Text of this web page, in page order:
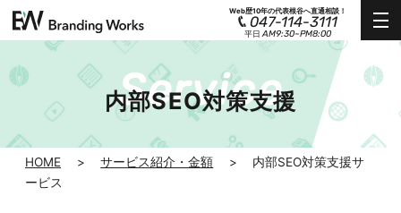
Web歴10年の代表根谷へ直通相談！
047-114-3111
平日AM9:30~PM8:00
内部SEO対策支援
HOME > サービス紹介・金額 >
内部SEO対策支援サ
ービス